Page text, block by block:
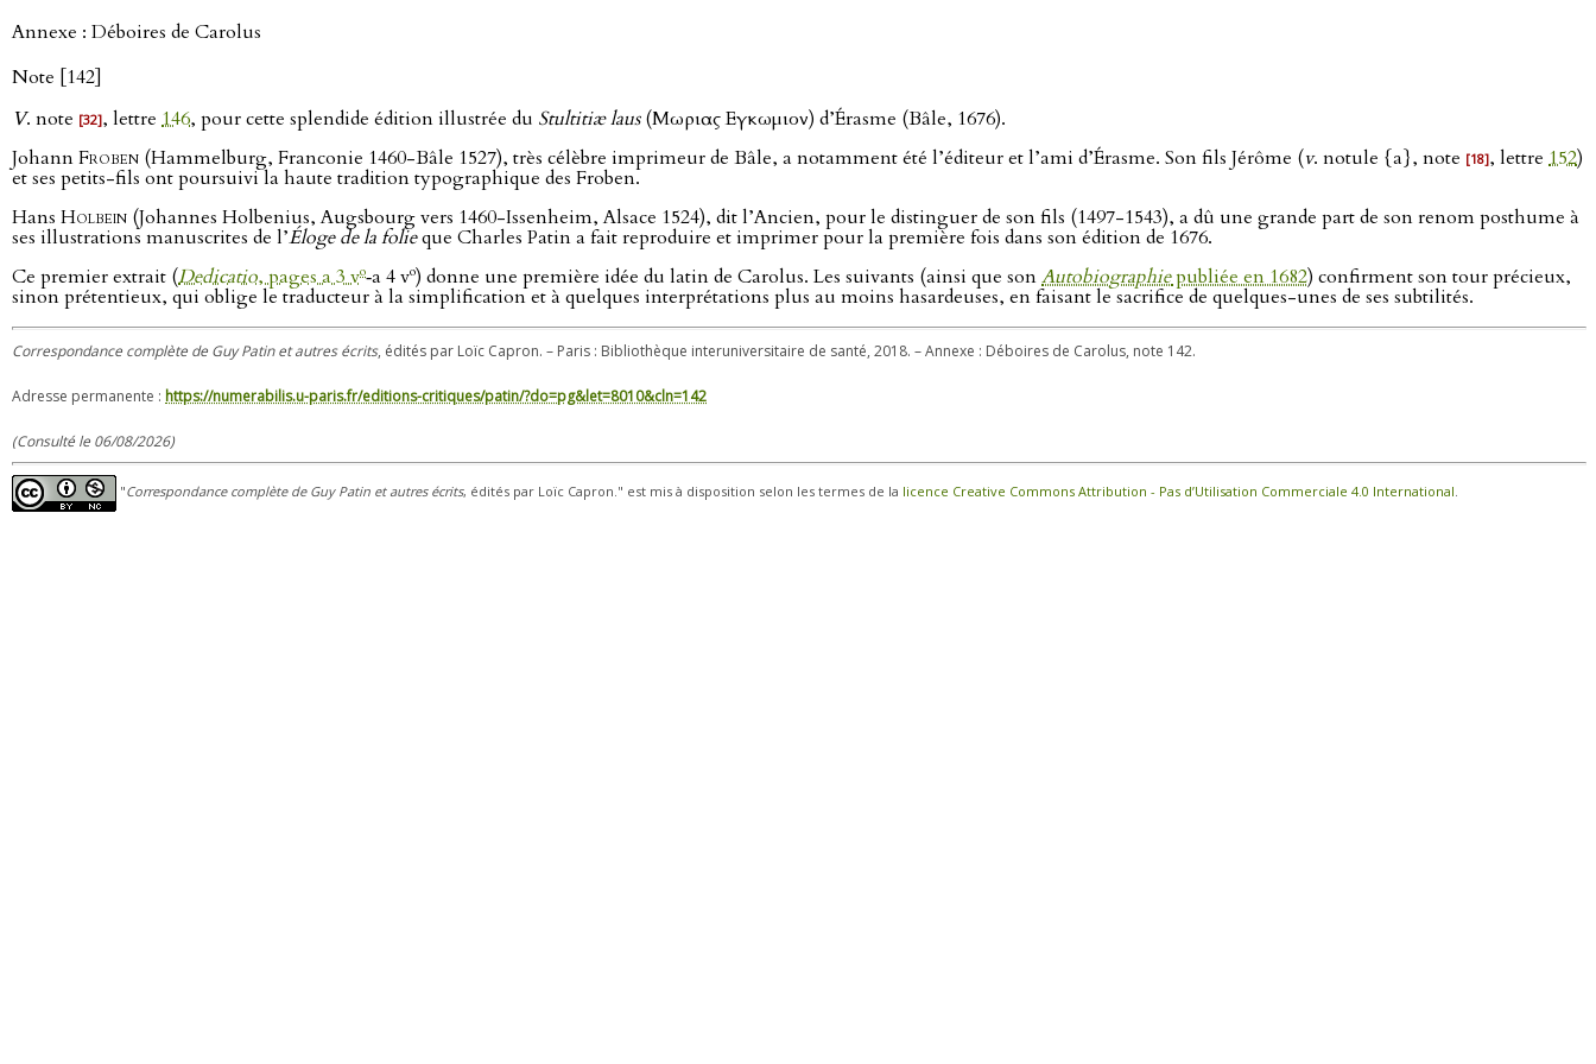
Annexe : Déboires de Carolus
Note [142]
V. note [32], lettre 146, pour cette splendide édition illustrée du Stultitiæ laus(Μωριας Εγκωμιον) d’Érasme (Bâle, 1676).
JohannFroben (Hammelburg, Franconie 1460-Bâle 1527), très célèbre imprimeur de Bâle, a notamment été l’éditeur et l’ami d’Érasme. Son fils Jérôme (v. notule {a}, note [18], lettre 152)
et ses petits-fils ont poursuivi la haute tradition typographique des Froben.
Hans Holbein (Johannes Holbenius, Augsbourg vers 1460-Issenheim, Alsace 1524), dit l’Ancien, pour le distinguer de son fils (1497-1543), a dû une grande part de son renom posthume à
ses illustrations manuscrites de l’Éloge de la folieque Charles Patin a fait reproduire et imprimer pour la première fois dans son édition de 1676.
Ce premier extrait (Dedicatio, pages a 3 vo‑a 4 vo) donne une première idée du latin de Carolus. Les suivants (ainsi que sonAutobiographiepubliée en 1682) confirment son tour précieux,
sinon prétentieux, qui oblige le traducteur à la simplification et à quelques interprétations plus au moins hasardeuses, en faisant le sacrifice de quelques-unes de ses subtilités.
Correspondance complète de Guy Patin et autres écrits, édités par Loïc Capron. – Paris : Bibliothèque interuniversitaire de santé, 2018. – Annexe : Déboires de Carolus, note 142.
Adresse permanente : https://numerabilis.u-paris.fr/editions-critiques/patin/?do=pg&let=8010&cln=142
(Consulté le 06/08/2026)
"Correspondance complète de Guy Patin et autres écrits, édités par Loïc Capron." est mis à disposition selon les termes de la licence Creative Commons Attribution - Pas d’Utilisation Commerciale 4.0 International.